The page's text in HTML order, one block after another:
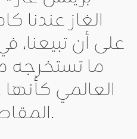
الغاز عندنا
على أن تبيعنا،
ما تستخرجه
العالمي
المقاطعات البريطانية.